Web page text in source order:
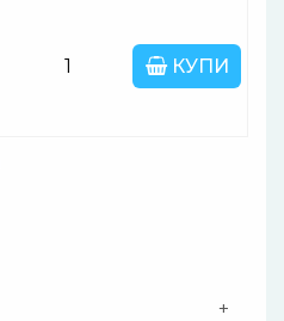
КУПИ